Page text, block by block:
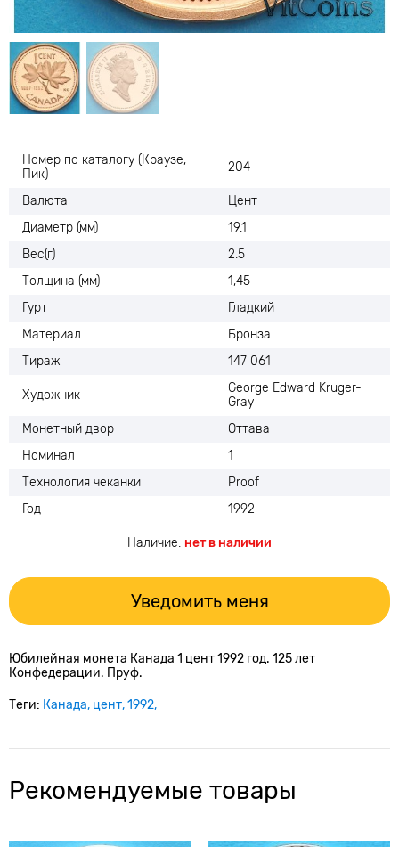
Номер по каталогу (Краузе,
Пик)
204
Валюта
Цент
Диаметр (мм)
19.1
Вес(г)
2.5
Толщина (мм)
1,45
Гурт
Гладкий
Материал
Бронза
Тираж
147 061
Художник
George Edward Kruger-
Gray
Монетный двор
Оттава
Номинал
1
Технология чеканки
Proof
Год
1992
Наличие: нет в наличии
Уведомить меня
Юбилейная монета Канада 1 цент 1992 год. 125 лет
Конфедерации. Пруф.
Теги: Канада цент 1992
Рекомендуемые товары